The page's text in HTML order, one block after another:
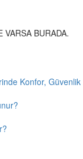
VARSA BURADA.
Konfor, Güvenlik